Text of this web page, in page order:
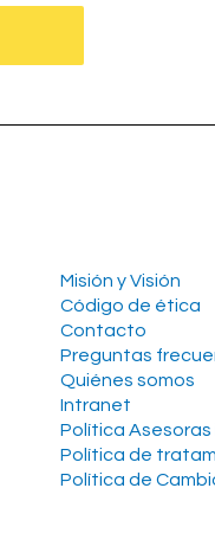
Misión y Visión
Código de ética
Contacto
Preguntas
Quiénes somos
Intranet
Política
Política de
Política de